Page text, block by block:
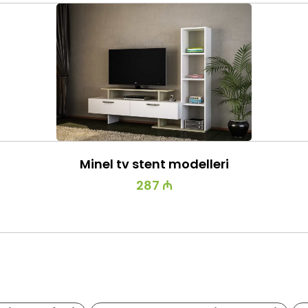
Minel tv stent modelleri
287 ₼